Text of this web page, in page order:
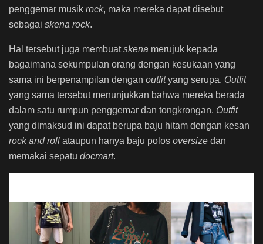
penggemar musik rock, maka mereka dapat disebut
sebagai skena rock.
Hal tersebut juga membuatskena merujuk kepada
bagaimana sekumpulan orang dengan kesukaan yang
sama ini berpenampilan dengan outfityang serupa. Outfit
yang sama tersebut menunjukkan bahwa mereka berada
dalam satu rumpun penggemar dan tongkrongan. Outfit
yang dimaksud ini dapat berupa baju hitam dengan kesan
rock and roll ataupun hanya baju polos oversize dan
memakai sepatu docmart.